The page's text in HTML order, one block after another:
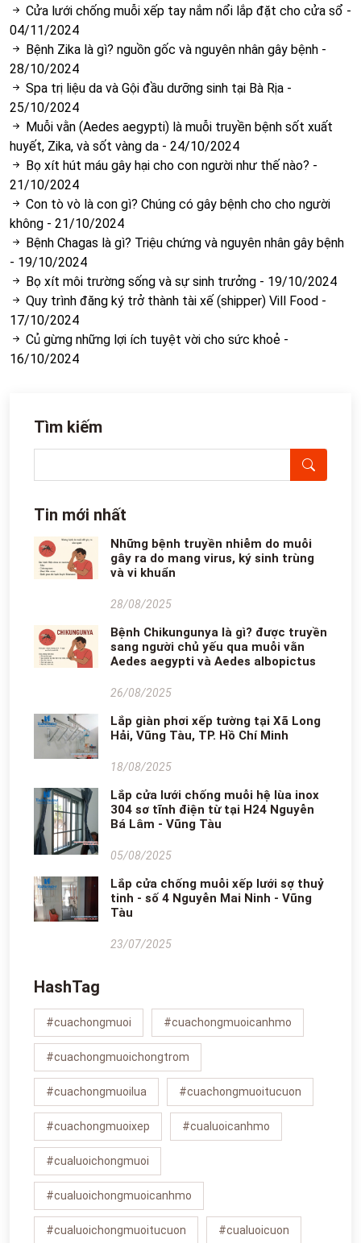
Cửa lưới chống muỗi xếp tay nắm nổi lắp đặt cho cửa sổ -
04/11/2024
Bệnh Zika là gì? nguồn gốc và nguyên nhân gây bệnh -
28/10/2024
Spa trị liệu da và Gội đầu dưỡng sinh tại Bà Rịa -
25/10/2024
Muỗi vằn (Aedes aegypti) là muỗi truyền bệnh sốt xuất
huyết, Zika, và sốt vàng da - 24/10/2024
Bọ xít hút máu gây hại cho con người như thế nào? -
21/10/2024
Con tò vò là con gì? Chúng có gây bệnh cho cho người
không - 21/10/2024
Bệnh Chagas là gì? Triệu chứng và nguyên nhân gây bệnh
- 19/10/2024
Bọ xít môi trường sống và sự sinh trưởng - 19/10/2024
Quy trình đăng ký trở thành tài xế (shipper) Vill Food -
17/10/2024
Củ gừng những lợi ích tuyệt vời cho sức khoẻ -
16/10/2024
Tìm kiếm
Tin mới nhất
Những bệnh truyền nhiễm do muỗi
gây ra do mang virus, ký sinh trùng
và vi khuẩn
28/08/2025
Bệnh Chikungunya là gì? được truyền
sang người chủ yếu qua muỗi vằn
Aedes aegypti và Aedes albopictus
26/08/2025
Lắp giàn phơi xếp tường tại Xã Long
Hải, Vũng Tàu, TP. Hồ Chí Minh
18/08/2025
Lắp cửa lưới chống muỗi hệ lùa inox
304 sơ tĩnh điện từ tại H24 Nguyễn
Bá Lâm - Vũng Tàu
05/08/2025
Lắp cửa chống muỗi xếp lưới sợ thuỷ
tinh - số 4 Nguyễn Mai Ninh - Vũng
Tàu
23/07/2025
HashTag
#cuachongmuoi #cuachongmuoicanhmo
#cuachongmuoichongtrom
#cuachongmuoilua #cuachongmuoitucuon
#cuachongmuoixep #cualuoicanhmo
#cualuoichongmuoi
#cualuoichongmuoicanhmo
#cualuoichongmuoitucuon #cualuoicuon